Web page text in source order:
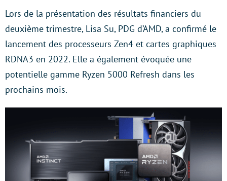
Lors de la présentation des résultats financiers du
deuxième trimestre, Lisa Su, PDG d’AMD, a confirmé le
lancement des processeurs Zen4 et cartes graphiques
RDNA3 en 2022. Elle a également évoquée une
potentielle gamme Ryzen 5000 Refresh dans les
prochains mois.